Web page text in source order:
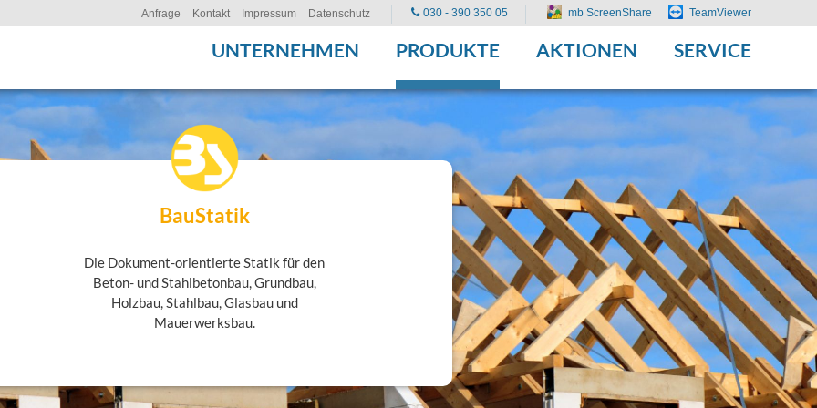
UNTERNEHMEN PRODUKTE AKTIONEN SERVICE
BauStatik
Die Dokument-orientierte Statik für den
Beton- und Stahlbetonbau, Grundbau,
Holzbau, Stahlbau, Glasbau und
Mauerwerksbau.
Anfrage Kontakt Impressum Datenschutz 030 - 390 350 05 mb ScreenShare TeamViewer